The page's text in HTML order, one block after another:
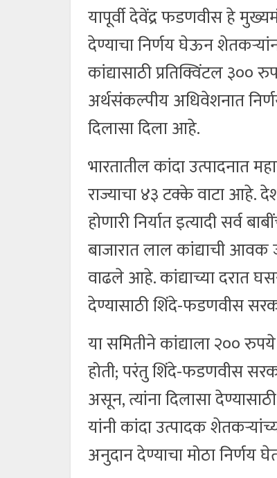
यापूर्वी देवेंद्र फडणवीस हे
देण्याचा निर्णय घेऊन
कांद्यासाठी प्रतिक्विंटल ३००
अर्थसंकल्पीय अधिवेशनात
दिलासा दिला आहे.
भारतातील कांदा उत्पादनात
राज्याचा ४३ टक्के वाटा आहे.
होणारी निर्यात इत्यादी सर्व
बाजारात लाल कांद्याची आवक
वाढले आहे. कांद्याच्या दरात
देण्यासाठी शिंदे-फडणवीस
या समितीने कांद्याला २००
होती; परंतु शिंदे-फडणवीस
असून, त्यांना दिलासा
यांनी कांदा उत्पादक
अनुदान देण्याचा मोठा निर्णय